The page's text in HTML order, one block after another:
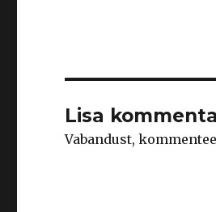
Lisa
Vabandust,